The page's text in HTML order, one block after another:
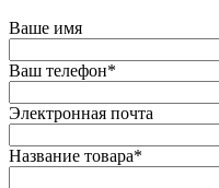
Ваше имя
Ваш телефон*
Электронная почта
Название товара*